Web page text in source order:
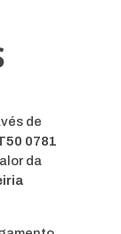
de
0781
da